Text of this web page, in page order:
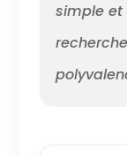
simple et